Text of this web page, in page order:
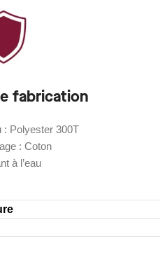
fabrication
: Polyester 300T
: Coton
à l’eau